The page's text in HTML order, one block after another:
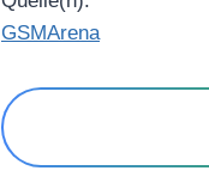
GSMArena